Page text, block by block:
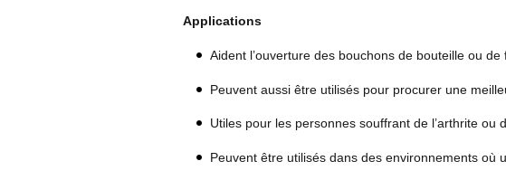
Applications
Aident l’ouverture des bouchons de bouteille ou de
Peuvent aussi être utilisés pour procurer une
Utiles pour les personnes souffrant de l’arthrite ou
Peuvent être utilisés dans des environnements où